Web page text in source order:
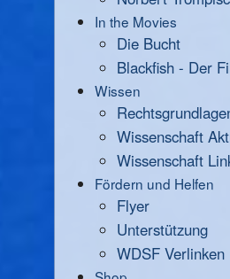
In the Movies
Die Bucht
Blackfish - Der
Wissen
Wissenschaft
Wissenschaft
Fördern und Helfen
Flyer
Unterstützung
WDSF Verlinken